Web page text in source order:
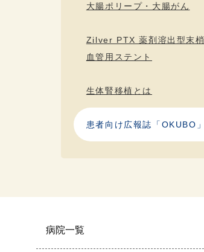
大腸ポリープ・大腸がん
Zilver PTX 薬剤溶出型末梢
血管用ステント
生体腎移植とは
患者向け広報誌「OKUBO」
病院一覧